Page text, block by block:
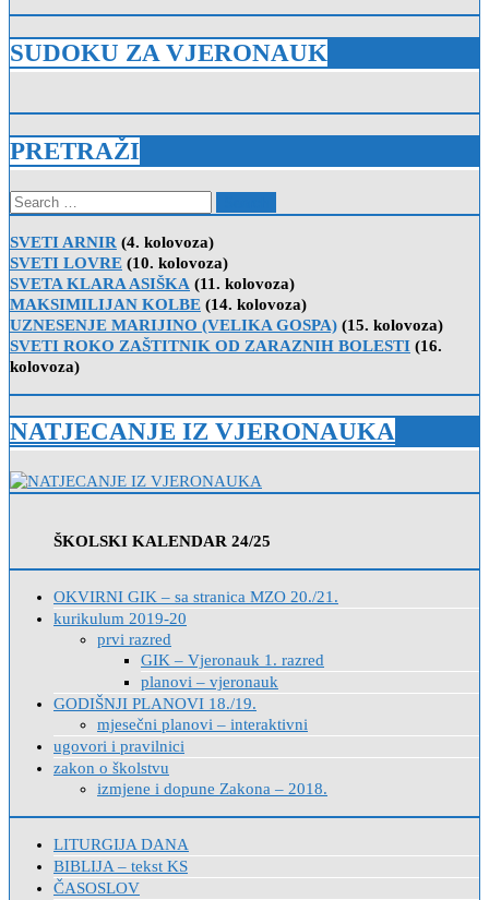
SUDOKU ZA VJERONAUK
PRETRAŽI
Search
for:
SVETI ARNIR (4. kolovoza)
SVETI LOVRE (10. kolovoza)
SVETA KLARA ASIŠKA (11. kolovoza)
MAKSIMILIJAN KOLBE (14. kolovoza)
UZNESENJE MARIJINO (VELIKA GOSPA) (15. kolovoza)
SVETI ROKO ZAŠTITNIK OD ZARAZNIH BOLESTI (16.
kolovoza)
NATJECANJE IZ VJERONAUKA
ŠKOLSKI KALENDAR 24/25
OKVIRNI GIK – sa stranica MZO 20./21.
kurikulum 2019-20
prvi razred
GIK – Vjeronauk 1. razred
planovi – vjeronauk
GODIŠNJI PLANOVI 18./19.
mjesečni planovi – interaktivni
ugovori i pravilnici
zakon o školstvu
izmjene i dopune Zakona – 2018.
LITURGIJA DANA
BIBLIJA – tekst KS
ČASOSLOV